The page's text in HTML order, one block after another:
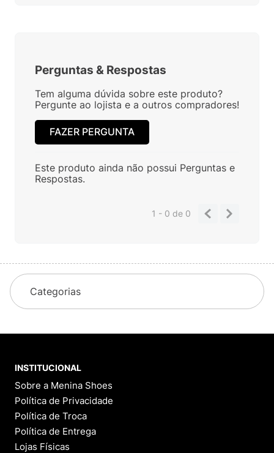
Perguntas & Respostas
Tem alguma dúvida sobre este produto?
Pergunte ao lojista e a outros compradores!
FAZER PERGUNTA
Este produto ainda não possui Perguntas e
Respostas.
1 - 0de 0
Categorias
INSTITUCIONAL
Sobre a Menina Shoes
Política de Privacidade
Política de Troca
Política de Entrega
Lojas Físicas